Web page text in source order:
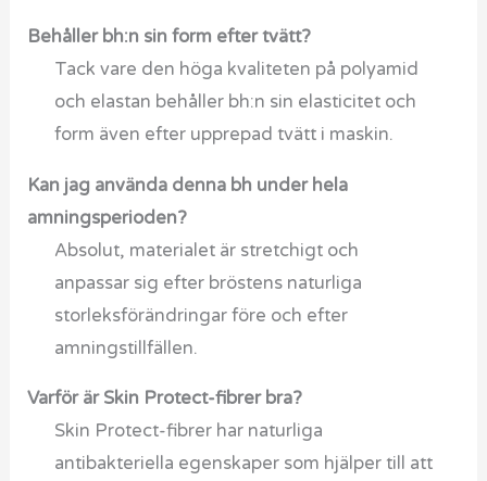
Behåller bh:n sin form efter tvätt?
Tack vare den höga kvaliteten på polyamid
och elastan behåller bh:n sin elasticitet och
form även efter upprepad tvätt i maskin.
Kan jag använda denna bh under hela
amningsperioden?
Absolut, materialet är stretchigt och
anpassar sig efter bröstens naturliga
storleksförändringar före och efter
amningstillfällen.
Varför är Skin Protect-fibrer bra?
Skin Protect-fibrer har naturliga
antibakteriella egenskaper som hjälper till att